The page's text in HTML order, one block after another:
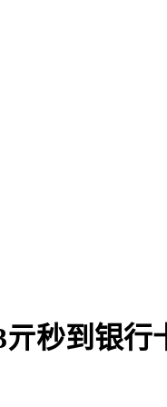
秒到银行